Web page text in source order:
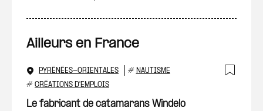
Ailleurs en France
PYRÉNÉES-ORIENTALES # NAUTISME
# CRÉATIONS D'EMPLOIS
Le fabricant de catamarans Windelo